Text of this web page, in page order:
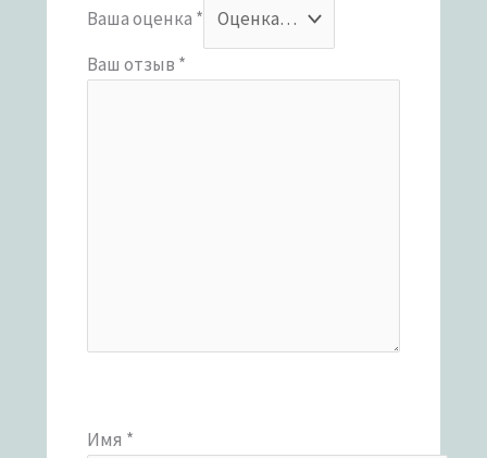
Ваша оценка *
Ваш отзыв *
Имя *